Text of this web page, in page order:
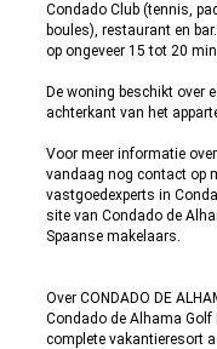
Condado Club (tennis,
boules), restaurant en
op ongeveer 15 tot 20
De woning beschikt over
achterkant van het
Voor meer informatie
vandaag nog contact op
vastgoedexperts in
site van Condado de
Spaanse makelaars.
Over CONDADO DE
Condado de Alhama
complete vakantieresort